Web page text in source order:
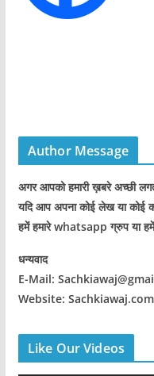
Author Message
अगर आपको हमारी ख़बरे अच्छी
यदि आप अपना कोई लेख या कोई
हमें हमारे whatsapp ग्रुप या
धन्यवाद
E-Mail:
Website: Sachkiawaj.com
Like Our Videos